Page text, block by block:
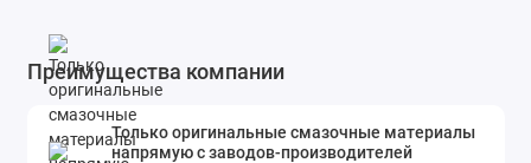
Преимущества компании
Только оригинальные смазочные материалы
напрямую с заводов-производителей